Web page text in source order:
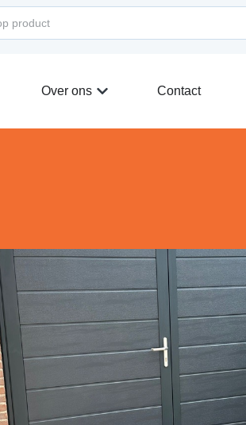
Over ons Contact